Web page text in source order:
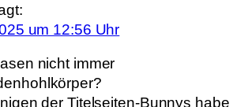
um 12:56 Uhr
nicht immer
der Titelseiten-Bunnys habe